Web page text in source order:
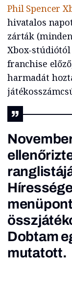
Phil Spencer
hivatalos
zárták
Xbox-
franchise
harmadát
Dobtam
mutatott.